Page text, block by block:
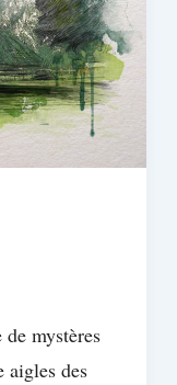
mystères
aigles des